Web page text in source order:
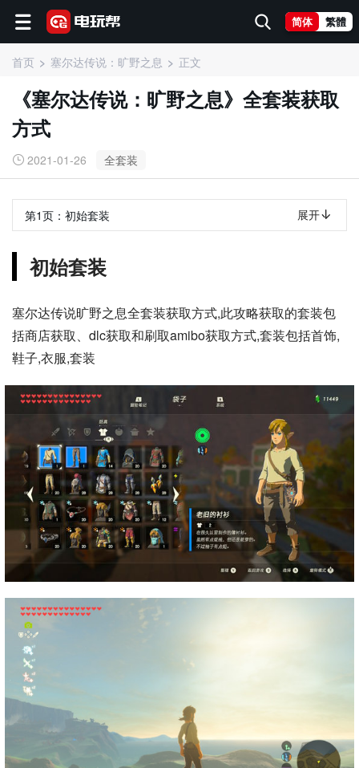
简体 繁體
首页 塞尔达传说：旷野之息 正文
《塞尔达传说：旷野之息》全套装获取
方式
2021-01-26 全套装
第1页： 初始套装 展开
初始套装
塞尔达传说旷野之息全套装获取方式,此攻略获取的套装包
括商店获取、dlc获取和刷取amibo获取方式,套装包括首饰,
鞋子,衣服,套装